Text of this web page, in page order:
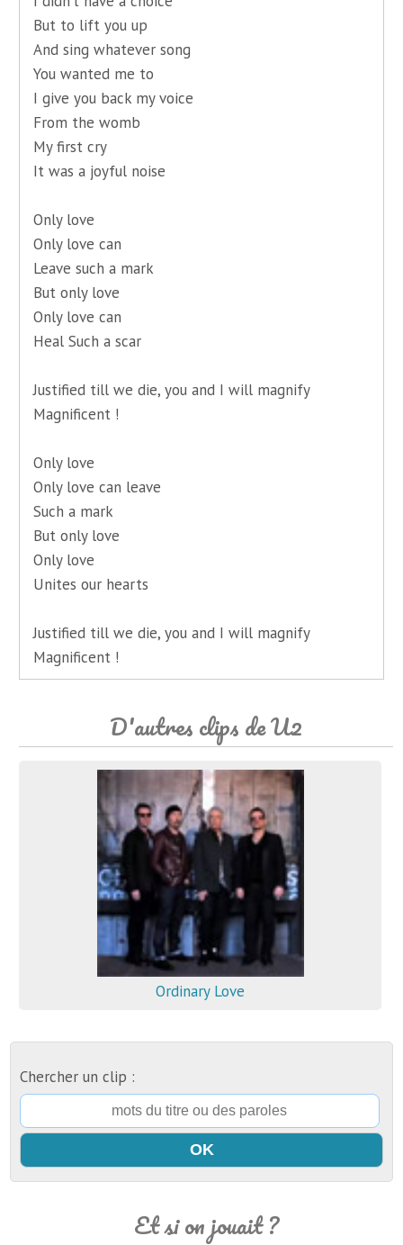
But to lift you up
And sing whatever song
You wanted me to
I give you back my voice
From the womb
My first cry
It was a joyful noise
Only love
Only love can
Leave such a mark
But only love
Only love can
Heal Such a scar
Justified till we die, you and I will magnify
Magnificent !
Only love
Only love can leave
Such a mark
But only love
Only love
Unites our hearts
Justified till we die, you and I will magnify
Magnificent !
D'autres clips de U2
Ordinary Love
Chercher un clip :
Et si on jouait ?